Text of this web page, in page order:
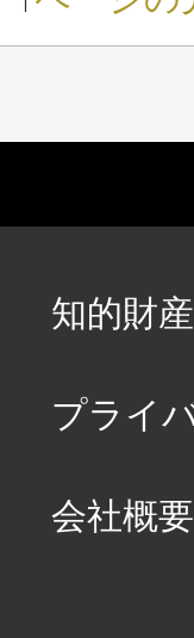
知的財産
プライ
会社概要